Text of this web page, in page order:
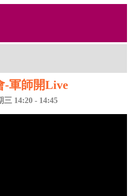
-軍師開Live
三 14:20 - 14:45